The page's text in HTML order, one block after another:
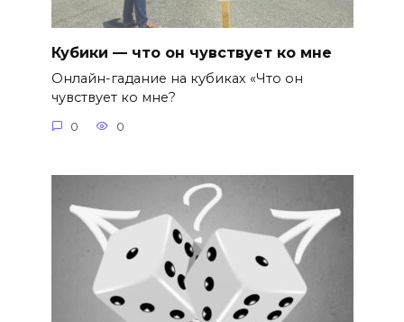
Кубики — что он чувствует ко мне
Онлайн-гадание на кубиках «Что он
чувствует ко мне?
0 0